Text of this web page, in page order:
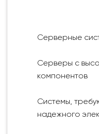
Серверные
Серверы с
компонентов
Системы,
надежного